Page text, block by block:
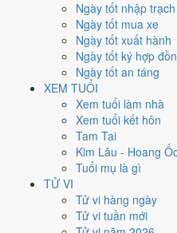
Ngày tốt nhập trạch
Ngày tốt mua xe
Ngày tốt xuất hành
Ngày tốt ký hợp
Ngày tốt an táng
XEM TUỔI
Xem tuổi làm nhà
Xem tuổi kết hôn
Tam Tai
Kim Lâu - Hoang
Tuổi mụ là gì
TỬ VI
Tử vi hàng ngày
Tử vi tuần mới
Tháng 7 âm năm 2029
Tiết
Canh Tý
Kỷ Dậu
Ngày Nhâm Ngọ có TrựcKhai
Bạch Hổ hắc đạo. Điểm